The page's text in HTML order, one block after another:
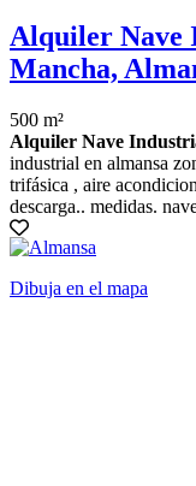
Alquiler Nave
Mancha,
500 m²
Alquiler Nave
industrial en almansa
trifásica , aire
descarga.. medidas.
Dibuja en el mapa